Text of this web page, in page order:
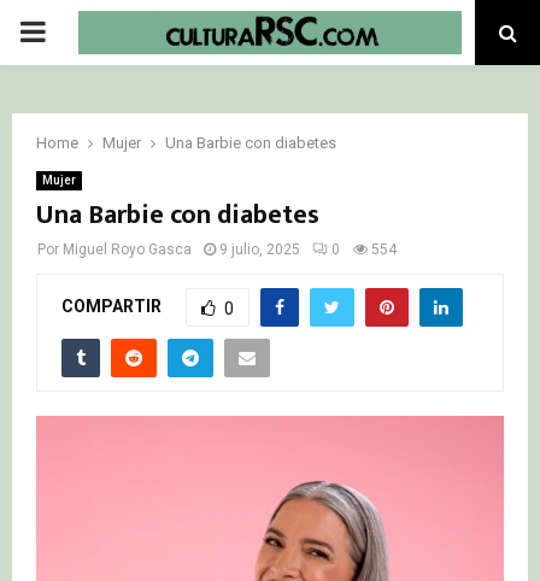
PRIMARY
Home Mujer Una Barbie con diabetes
Mujer
Una Barbie con diabetes
Por Miguel Royo Gasca 9 julio, 2025 0 554
COMPARTIR 0